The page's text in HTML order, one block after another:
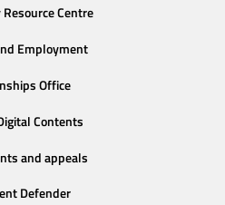
Centre
Employment
Office
Contents
and appeals
Defender